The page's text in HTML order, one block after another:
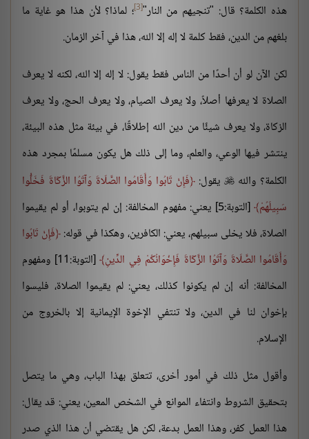
هذه الكلمة؟ قال: "تنجيهم من النار"[3] ؛ لماذا؟ لأن هذا هو غاية ما
بلغهم من الدين، فقط كلمة لا إله إلا الله، هذا في آخر الزمان.
لكن الآن لو أن أحدًا من الناس فقط يقول: لا إله إلا الله، لكنه لا يعرف
الصلاة لا يعرفها أصلاً، ولا يعرف الصيام، ولا يعرف الحج، ولا يعرف
الزكاة، ولا يعرف شيئًا من دين الله إطلاقًا، في بيئة مثل هذه البيئة،
ينتشر فيها الوعي، والعلم، وما إلى ذلك هل يكون مسلمًا بمجرد هذه
الكلمة؟ والله يقول: فَإِنْ تَابُوا وَأَقَامُوا الصَّلَاةَ وَآتَوُا الزَّكَاةَ فَخَلُّوا
سَبِيلَهُمْ
[التوبة:5] يعني: مفهوم المخالفة: إن لم يتوبوا، أو لم يقيموا
الصلاة، فلا يخلى سبيلهم، يعني: الكافرين، وهكذا في قوله: فَإِنْ تَابُوا
وَأَقَامُوا الصَّلَاةَ وَآتَوُا الزَّكَاةَ فَإِخْوَانُكُمْ فِي الدِّينِ
[التوبة:11] ومفهوم
المخالفة: أنه إن لم يكونوا كذلك، يعني: لم يقيموا الصلاة، فليسوا
بإخوان لنا في الدين، ولا تنتفي الإخوة الإيمانية إلا بالخروج من
الإسلام.
وأقول مثل ذلك في أمور أخرى، تتعلق بهذا الباب، وهي ما يتصل
بتحقيق الشروط وانتفاء الموانع في الشخص المعين، يعني: قد يقال:
هذا العمل كفر، وهذا العمل بدعة، لكن هل يقتضي أن هذا الذي صدر